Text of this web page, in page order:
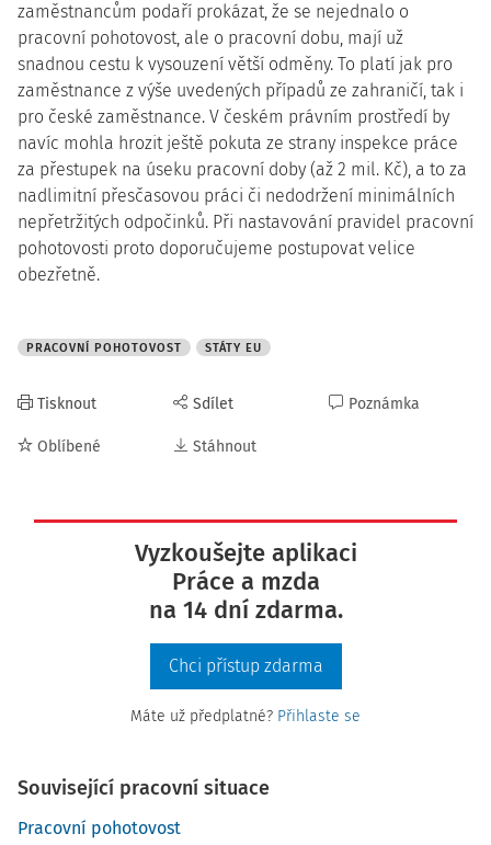
zaměstnancům podaří prokázat, že se nejednalo o
pracovní pohotovost, ale o pracovní dobu, mají už
snadnou cestu k vysouzení větší odměny. To platí jak pro
zaměstnance z výše uvedených případů ze zahraničí, tak i
pro české zaměstnance. V českém právním prostředí by
navíc mohla hrozit ještě pokuta ze strany inspekce práce
za přestupek na úseku pracovní doby (až 2 mil. Kč), a to za
nadlimitní přesčasovou práci či nedodržení minimálních
nepřetržitých odpočinků. Při nastavování pravidel pracovní
pohotovosti proto doporučujeme postupovat velice
obezřetně.
PRACOVNÍ POHOTOVOST STÁTY EU
Tisknout
Oblíbené
Sdílet
Stáhnout
Poznámka
Vyzkoušejte aplikaci
Práce a mzda
na 14 dní zdarma.
Chci přístup zdarma
Máte už předplatné? Přihlaste se
Související pracovní situace
Pracovní pohotovost